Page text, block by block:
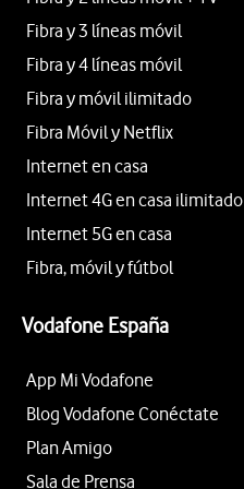
Fibra y 3 líneas móvil
Fibra y 4 líneas móvil
Fibra y móvil ilimitado
Fibra Móvil y Netflix
Internet en casa
Internet 4G en casa ilimitado
Internet 5G en casa
Fibra, móvil y fútbol
Vodafone España
App Mi Vodafone
Blog Vodafone Conéctate
Plan Amigo
Sala de Prensa